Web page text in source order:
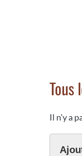
Tous
Il n'y a